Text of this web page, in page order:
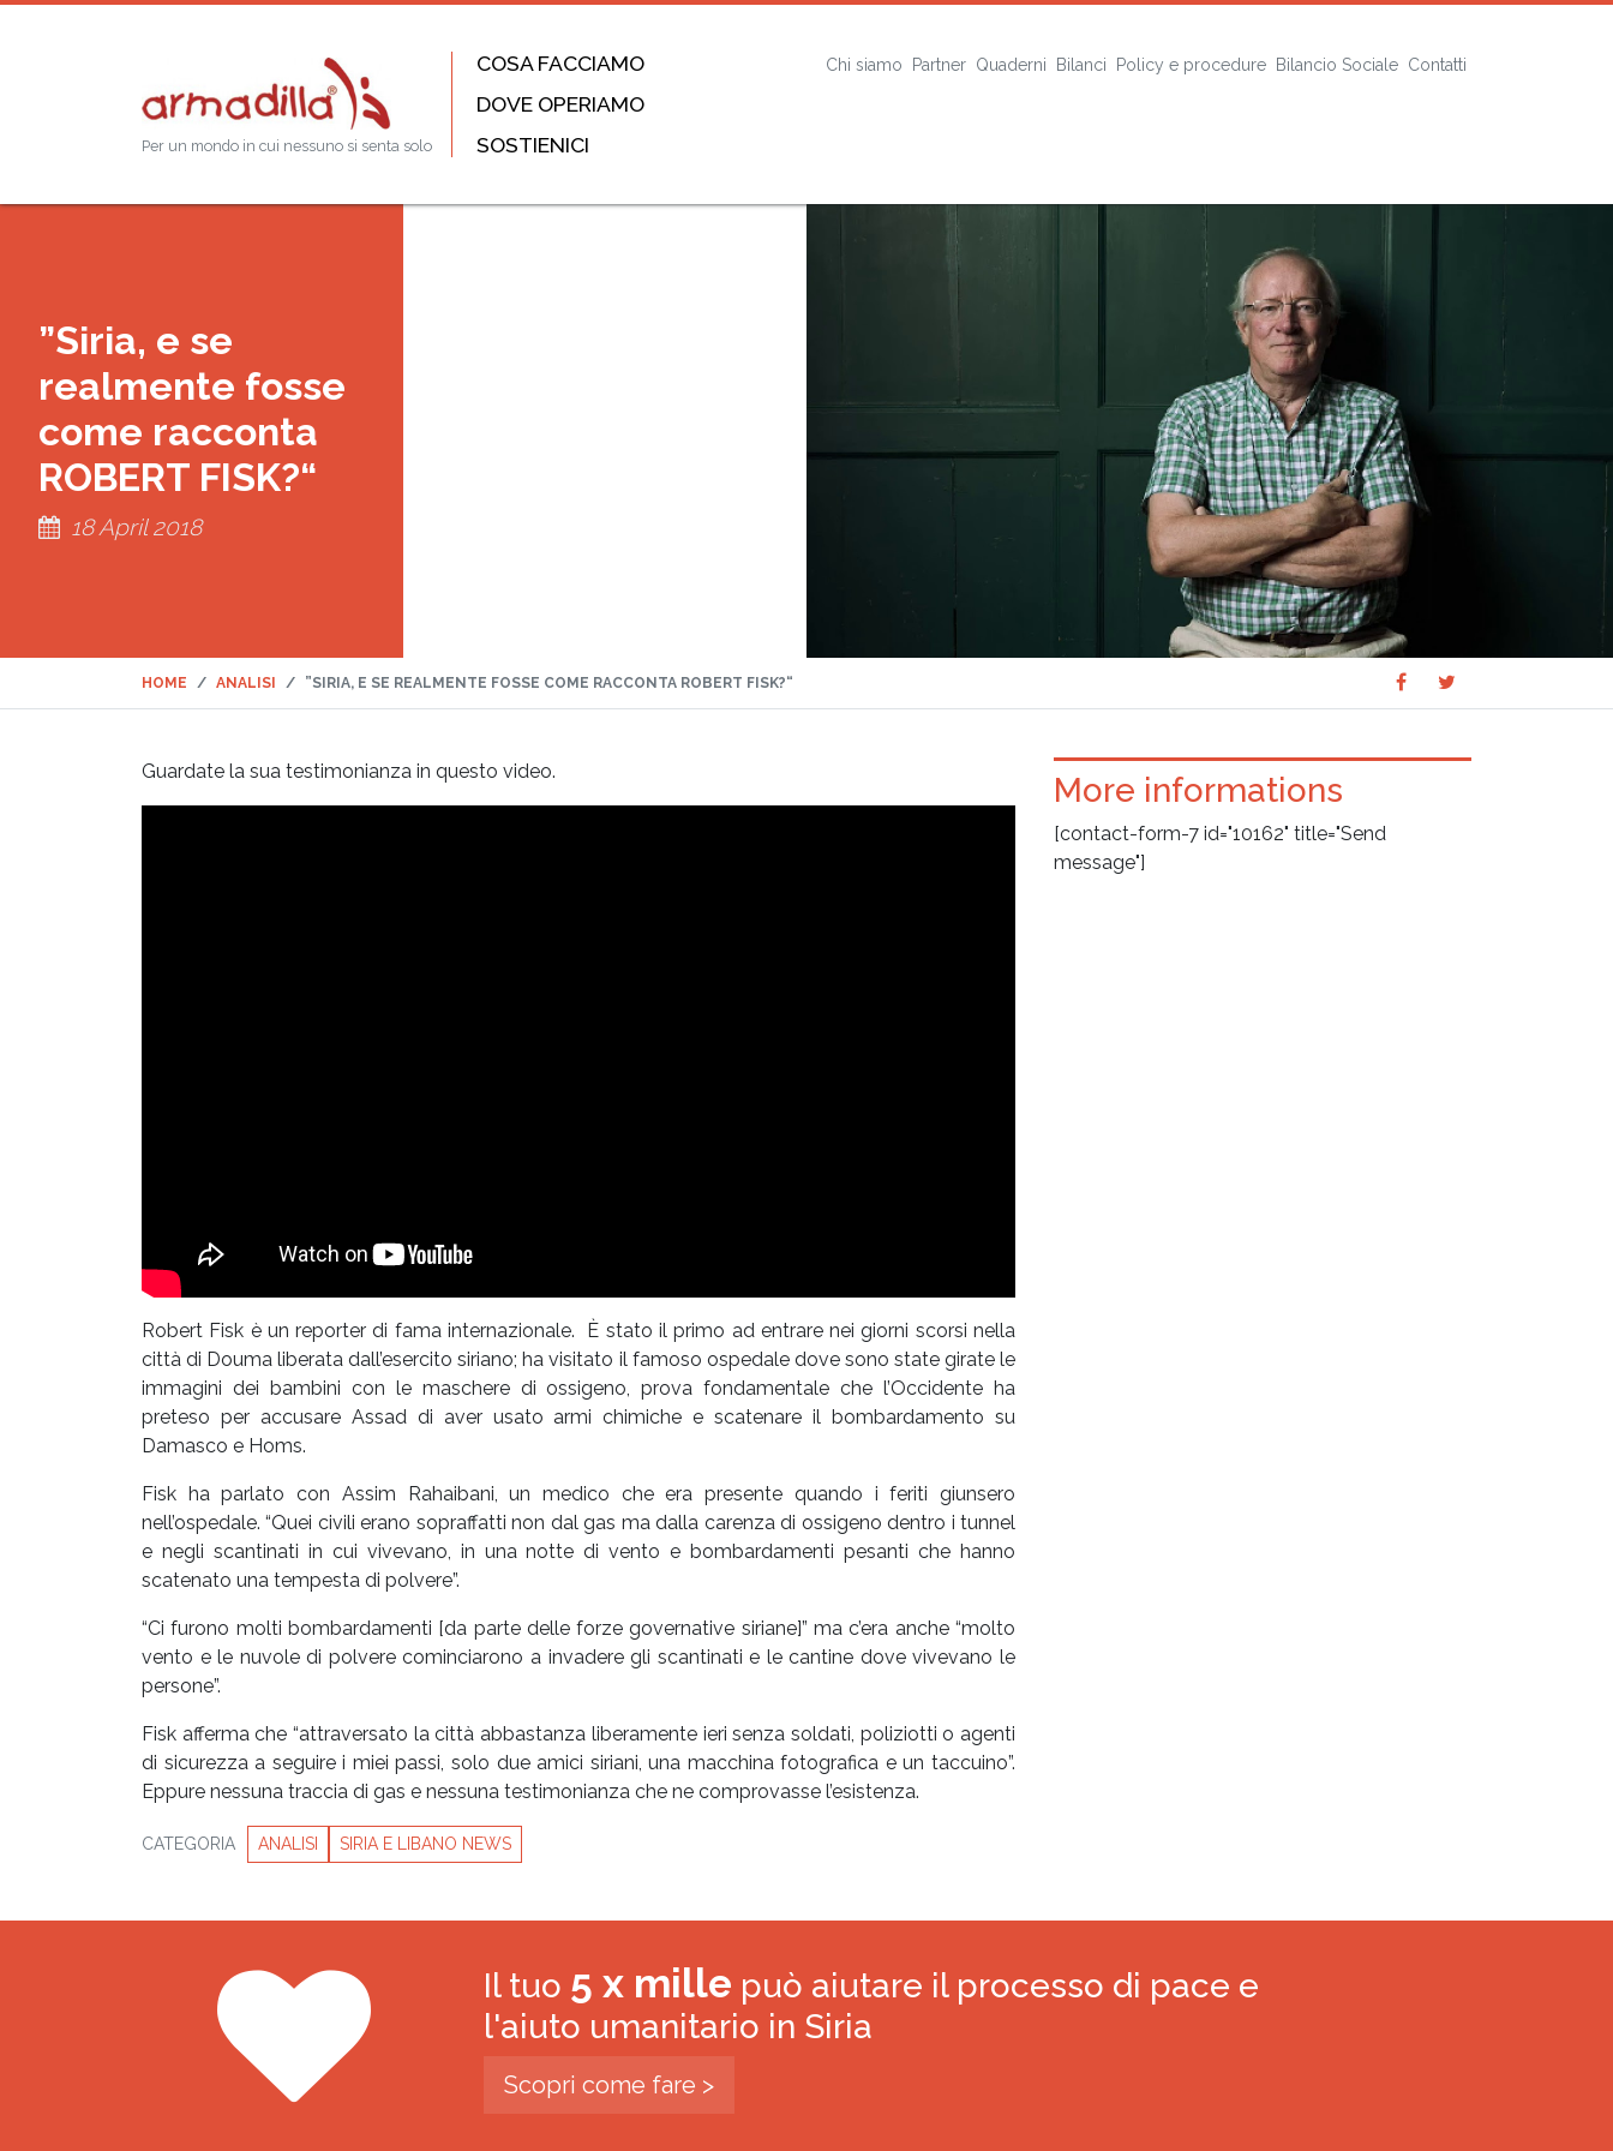
Per un mondo in cui nessuno si senta solo
COSA FACCIAMO
DOVE OPERIAMO
SOSTIENICI
Chi siamo Partner Quaderni Bilanci Policy e procedure Bilancio Sociale Contatti
”Siria, e se
realmente fosse
come racconta
ROBERT FISK?“
18 April 2018
HOME ANALISI ”SIRIA, E SE REALMENTE FOSSE COME RACCONTA ROBERT FISK?“
Share
on
on
Guardate la sua testimonianza in questo video.
Robert Fisk è un reporter di fama internazionale. È stato il primo ad entrare nei giorni scorsi nella
città di Douma liberata dall’esercito siriano; ha visitato il famoso ospedale dove sono state girate le
immagini dei bambini con le maschere di ossigeno, prova fondamentale che l’Occidente ha
preteso per accusare Assad di aver usato armi chimiche e scatenare il bombardamento su
Damasco e Homs.
Fisk ha parlato con Assim Rahaibani, un medico che era presente quando i feriti giunsero
nell’ospedale. “Quei civili erano sopraffatti non dal gas ma dalla carenza di ossigeno dentro i tunnel
e negli scantinati in cui vivevano, in una notte di vento e bombardamenti pesanti che hanno
scatenato una tempesta di polvere”.
“Ci furono molti bombardamenti [da parte delle forze governative siriane]” ma c’era anche “molto
vento e le nuvole di polvere cominciarono a invadere gli scantinati e le cantine dove vivevano le
persone”.
Fisk afferma che “attraversato la città abbastanza liberamente ieri senza soldati, poliziotti o agenti
di sicurezza a seguire i miei passi, solo due amici siriani, una macchina fotografica e un taccuino”.
Eppure nessuna traccia di gas e nessuna testimonianza che ne comprovasse l’esistenza.
CATEGORIA ANALISI SIRIA E LIBANO NEWS
More informations
[contact-form-7 id="10162" title="Send
message"]
Il tuo 5 x mille può aiutare il processo di pace e
l'aiuto umanitario in Siria
Scopri come fare >